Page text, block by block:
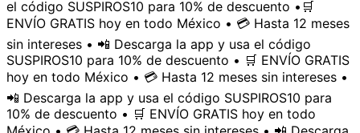
el código SUSPIROS10 para 10% de descuento • 🛒
ENVÍO GRATIS hoy en todo México • 💳 Hasta 12 meses
sin intereses • 📲 Descarga la app y usa el código
SUSPIROS10 para 10% de descuento • 🛒 ENVÍO GRATIS
hoy en todo México • 💳 Hasta 12 meses sin intereses •
📲 Descarga la app y usa el código SUSPIROS10 para
10% de descuento • 🛒 ENVÍO GRATIS hoy en todo